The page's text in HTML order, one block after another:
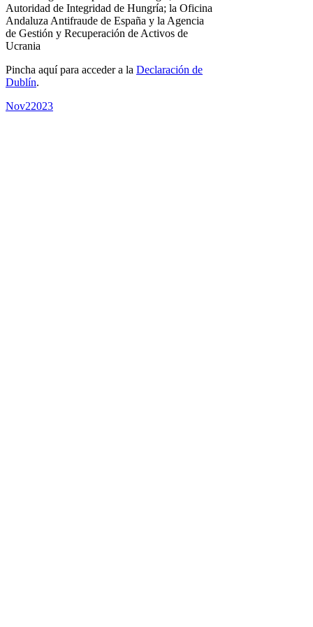
Autoridad de Integridad de Hungría; la Oficina
Andaluza Antifraude de España y la Agencia
de Gestión y Recuperación de Activos de
Ucrania
Pincha aquí para acceder a la Declaración de
Dublín.
Nov22023